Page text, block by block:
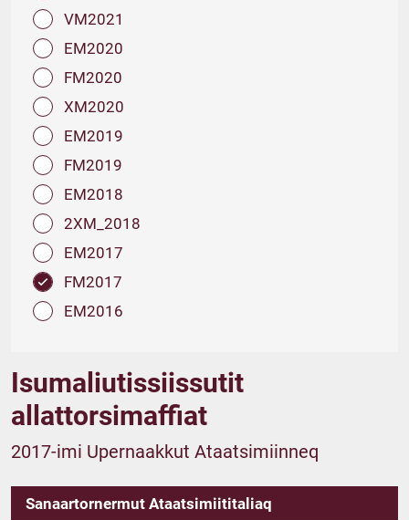
VM2021
EM2020
FM2020
XM2020
EM2019
FM2019
EM2018
2XM_2018
EM2017
FM2017
EM2016
Isumaliutissiissutit
allattorsimaffiat
2017-imi Upernaakkut Ataatsimiinneq
Sanaartornermut Ataatsimiititaliaq